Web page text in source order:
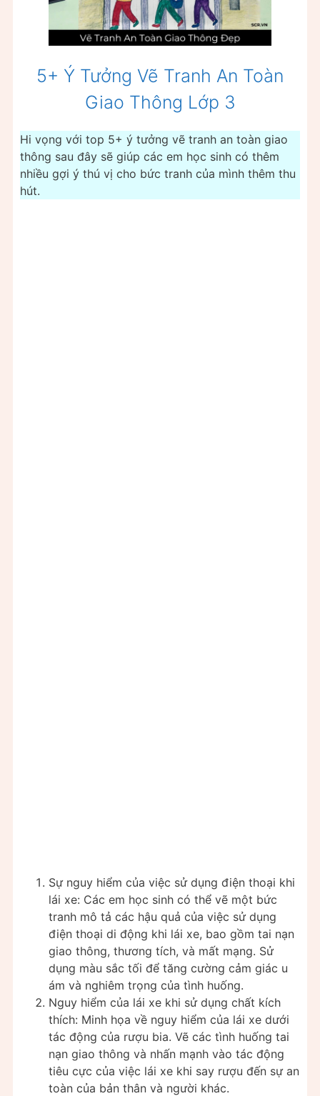
5+ Ý Tưởng Vẽ Tranh An Toàn
Giao Thông Lớp 3
Hi vọng với top 5+ ý tưởng vẽ tranh an toàn giao
thông sau đây sẽ giúp các em học sinh có thêm
nhiều gợi ý thú vị cho bức tranh của mình thêm thu
hút.
Sự nguy hiểm của việc sử dụng điện thoại khi
lái xe: Các em học sinh có thể vẽ một bức
tranh mô tả các hậu quả của việc sử dụng
điện thoại di động khi lái xe, bao gồm tai nạn
giao thông, thương tích, và mất mạng. Sử
dụng màu sắc tối để tăng cường cảm giác u
ám và nghiêm trọng của tình huống.
Nguy hiểm của lái xe khi sử dụng chất kích
thích: Minh họa về nguy hiểm của lái xe dưới
tác động của rượu bia. Vẽ các tình huống tai
nạn giao thông và nhấn mạnh vào tác động
tiêu cực của việc lái xe khi say rượu đến sự an
toàn của bản thân và người khác.